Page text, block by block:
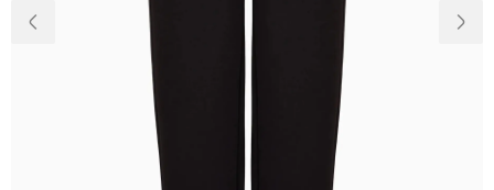
Palmira Club
+38(050)4840005